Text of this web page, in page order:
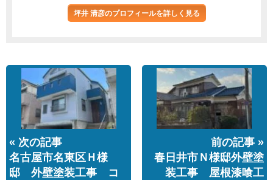
坪井 清彦のプロフィールを詳しく見る
« 次の記事
名古屋市名東区Ｈ様
邸 外壁塗装工事 コ
前の記事 »
春日井市Ｎ様邸外壁塗
装工事 屋根漆喰工